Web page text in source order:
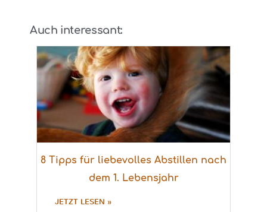
Auch interessant:
8 Tipps für liebevolles Abstillen nach
dem 1. Lebensjahr
JETZT LESEN »